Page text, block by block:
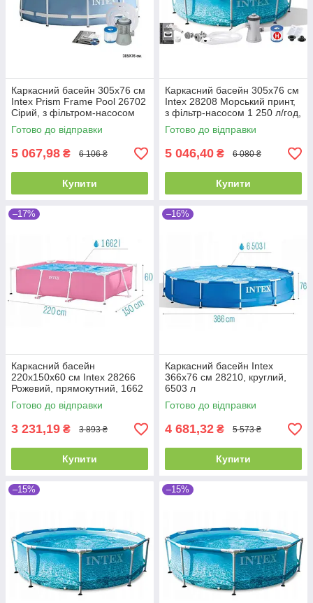
Каркасний басейн 305х76 см
Intex Prism Frame Pool 26702
Сірий, з фільтром-насосом
1250 л/год, круглий, 4485 л
Готово до відправки
5 067,98 ₴ 6 106 ₴
Купити
Каркасний басейн 305x76 см
Intex 28208 Морський принт,
з фільтр-насосом 1 250 л/год,
круглий, 4485 л
Готово до відправки
5 046,40 ₴ 6 080 ₴
Купити
–17%
Каркасний басейн
220х150х60 см Intex 28266
Рожевий, прямокутний, 1662
л, інтекс, від 6 років
Готово до відправки
3 231,19 ₴ 3 893 ₴
Купити
–16%
Каркасний басейн Intex
366х76 см 28210, круглий,
6503 л
Готово до відправки
4 681,32 ₴ 5 573 ₴
Купити
–15% –15%